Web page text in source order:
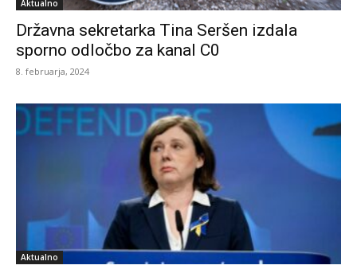
Aktualno
Državna sekretarka Tina Seršen izdala
sporno odločbo za kanal C0
8. februarja, 2024
Aktualno